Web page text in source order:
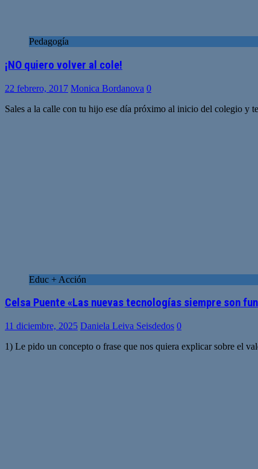
Pedagogía
¡NO quiero volver al cole!
22 febrero, 2017 Monica Bordanova 0
Sales a la calle con tu hijo ese día próximo al inicio del colegio y
Educ + Acción
Celsa Puente «Las nuevas tecnologías siempre son
11 diciembre, 2025 Daniela Leiva Seisdedos 0
1) Le pido un concepto o frase que nos quiera explicar sobre el